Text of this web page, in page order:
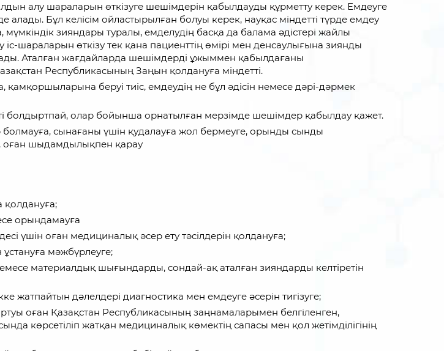
алу шараларын өткізуге шешімдерін қабылдауды құрметту керек. Емдеуге
алады. Бұл келісім ойластырылған болуы керек, науқас міндетті түрде емдеу
зияндары туралы, емделудің басқа да балама әдістері жайлы
іс-шараларын өткізу тек қана пациенттің өмірі мен денсаулығына зиянды
Аталған жағдайларда шешімдерді ұжыммен қабылдағаны
Республикасының Заңын қолдануға міндетті.
беруі тиіс, емдеудің не бұл әдісін немесе дәрі-дәрмек
болдыртпай, олар бойынша орнатылған мерзімде шешімдер қабылдау қажет.
болмауға, сынағаны үшін қудалауға жол бермеуге, орынды сынды
оған шыдамдылықпен қарау
қолдануға;
орындамауға
үшін оған медициналық әсер ету тәсілдерін қолдануға;
мәжбүрлеуге;
материалдық шығындарды, сондай-ақ аталған зияндарды келтіретін
жатпайтын дәлелдері диагностика мен емдеуге әсерін тигізуге;
оған Қазақстан Республикасының заңнамаларымен белгіленген,
көрсетіліп жатқан медициналық көмектің сапасы мен қол жетімділігінің